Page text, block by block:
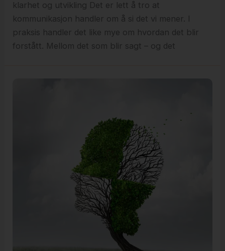
klarhet og utvikling Det er lett å tro at
kommunikasjon handler om å si det vi mener. I
praksis handler det like mye om hvordan det blir
forstått. Mellom det som blir sagt – og det